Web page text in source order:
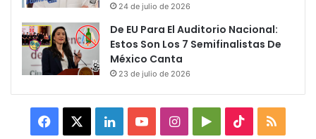
24 de julio de 2026
De EU Para El Auditorio Nacional:
Estos Son Los 7 Semifinalistas De
México Canta
23 de julio de 2026
Facebook LinkedInYouTubeInstagram
Google TikTok